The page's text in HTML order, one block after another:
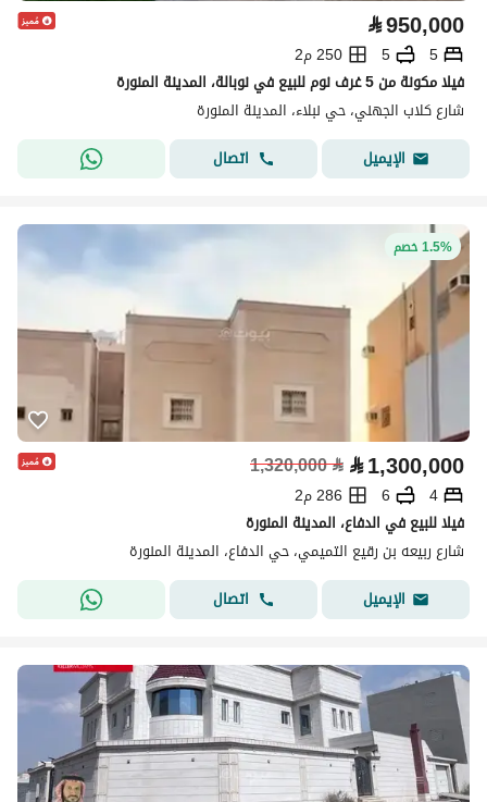
⃁950,000
5
5
250 م2
فيلا مكونة من 5 غرف نوم للبيع في نوبالة، المدينة المنورة
شارع كلاب الجهني، حي نبلاء، المدينة المنورة
الإيميل
اتصال
1.5% خصم
⃁1,300,000
⃁
1,320,000
4
6
286 م2
فيلا للبيع في الدفاع، المدينة المنورة
شارع ربيعه بن رقيع التميمي، حي الدفاع، المدينة المنورة
الإيميل
اتصال